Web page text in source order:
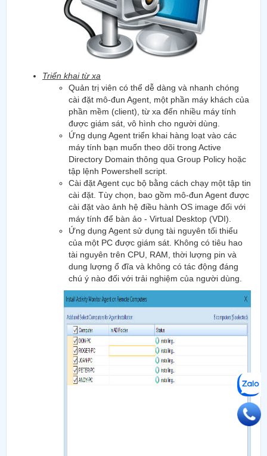
Triển khai từ xa
Quản trị viên có thể dễ dàng và nhanh chóng
cài đặt mô-đun Agent, một phần máy khách của
phần mềm (client), từ xa đến nhiều máy tính
được giám sát, vô hình cho người dùng.
Ứng dụng Agent triển khai hàng loạt vào các
máy tính bạn muốn theo dõi trong Active
Directory Domain thông qua Group Policy hoặc
tập lệnh Powershell script.
Cài đặt Agent cục bộ bằng cách chạy một tập tin
cài đặt. Tùy chọn, bao gồm mô-đun Agent được
cài đặt vào ảnh hệ điều hành OS image đối với
máy tính để bàn ảo - Virtual Desktop (VDI).
Ứng dụng Agent sử dụng tài nguyên tối thiểu
của một PC được giám sát. Không có tiêu hao
tài nguyên trên CPU, RAM, thời lượng pin và
dung lượng ổ đĩa và không có tác động đáng
chú ý nào đối với trải nghiệm của người dùng.